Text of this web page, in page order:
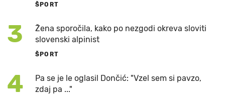
ŠPORT
3
Žena sporočila, kako po nezgodi okreva sloviti
slovenski alpinist
ŠPORT
4
Pa se je le oglasil Dončić: "Vzel sem si pavzo,
zdaj pa ..."